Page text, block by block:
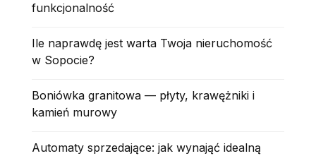
funkcjonalność
Ile naprawdę jest warta Twoja nieruchomość
w Sopocie?
Boniówka granitowa — płyty, krawężniki i
kamień murowy
Automaty sprzedające: jak wynająć idealną